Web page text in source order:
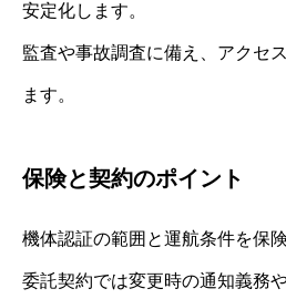
安定化します。
監査や事故調査に備え、アクセ
ます。
保険と契約のポイント
機体認証の範囲と運航条件を保
委託契約では変更時の通知義務